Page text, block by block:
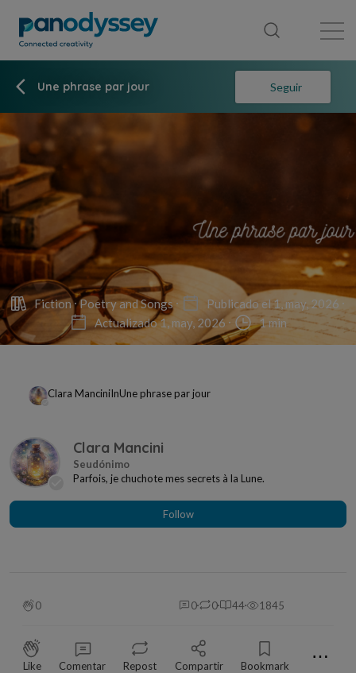
Une phrase par jour Seguir
Fiction Poetry and Songs
Publicado el 1, may, 2026
Actualizado 1, may, 2026
1 min
Clara ManciniInUne phrase par jour
Clara Mancini
Parfois, je chuchote mes secrets à la Lune.
Follow
0 0 0 44 1845
Like Comentar Repost Compartir Bookmark ⋯